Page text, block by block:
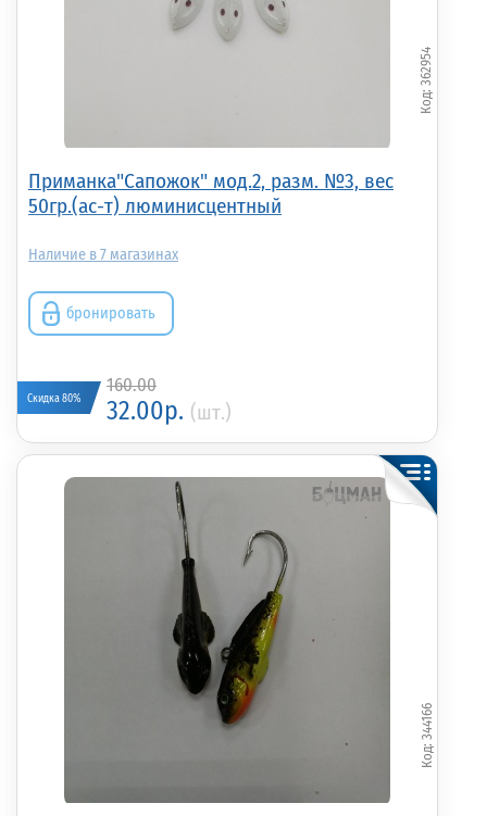
Приманка"Сапожок" мод.2, разм. №3, вес
50гр.(ас-т) люминисцентный
362954
7
бронировать
Скидка 80%
160.00
32.00р. (шт.)
344166